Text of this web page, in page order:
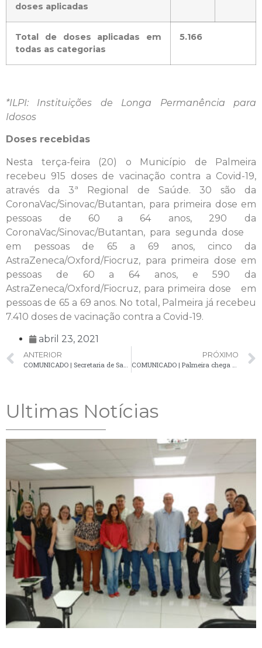
doses aplicadas
Total de doses aplicadas em
todas as categorias
5.166
*ILPI: Instituições de Longa Permanência para
Idosos
Doses recebidas
Nesta terça-feira (20) o Município de Palmeira
recebeu 915 doses de vacinação contra a Covid-19,
através da 3ª Regional de Saúde. 30 são da
CoronaVac/Sinovac/Butantan, para primeira dose em
pessoas de 60 a 64 anos, 290 da
CoronaVac/Sinovac/Butantan, para segunda dose
em pessoas de 65 a 69 anos, cinco da
AstraZeneca/Oxford/Fiocruz, para primeira dose em
pessoas de 60 a 64 anos, e 590 da
AstraZeneca/Oxford/Fiocruz, para primeira dose em
pessoas de 65 a 69 anos. No total, Palmeira já recebeu
7.410 doses de vacinação contra a Covid-19.
abril 23, 2021
ANTERIOR
COMUNICADO | Secretaria de Saúde confirma 33 novos casos de Covid-19
PRÓXIMO
COMUNICADO | Palmeira chega a 50 óbitos por Covid-19; boletim atualizado confirma mais 27 casos
Ultimas Notícias